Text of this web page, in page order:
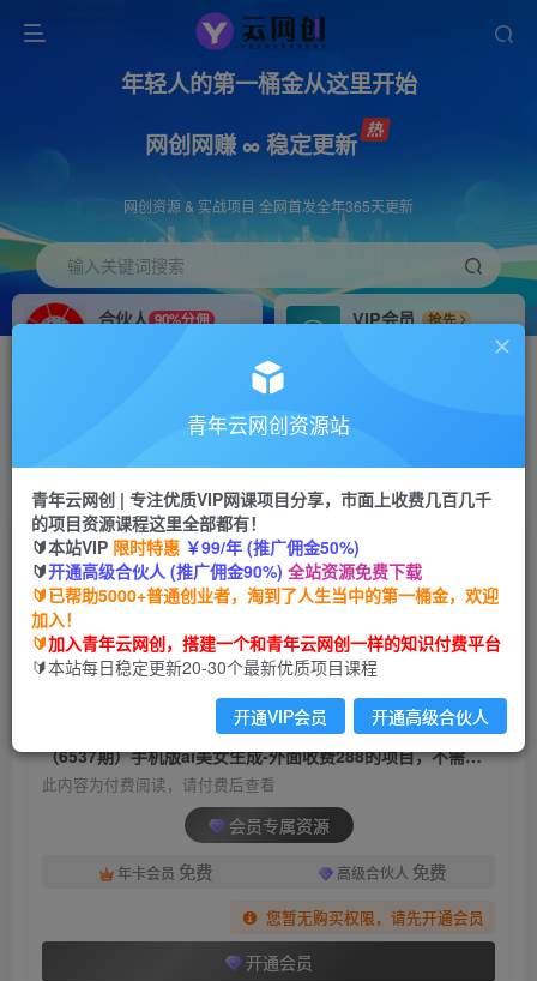
年轻人的第一桶金从这里开始
网创网赚 ∞ 稳定更新
网创资源 & 实战项目 全网首发全年365天更新
输入关键词搜索
合伙人 90%分佣
VIP会员
抢先
搭建同款网站，自己当老板
首页 创业课程 会员专属 正文
（6537期）手机版ai美女生成-外面收费288的项
目，不需要电脑，手机即可快速使用
青年云网创
2年前发布
关注 私信
（6537期）手机版ai美女生成-外面收费288的项目，不需要电脑，手机即可快速使用
此内容为付费阅读，请付费后查看
会员专属资源
年卡会员 免费 高级合伙人 免费
您暂无购买权限，请先开通会员
开通会员
青年云网创资源站
青年云网创 | 专注优质VIP网课项目分享，市面上收费几百几千
的项目资源课程这里全部都有！
🔰本站VIP 限时特惠 ￥99/年 (推广佣金50%)
🔰开通高级合伙人 (推广佣金90%) 全站资源免费下载
🔰已帮助5000+普通创业者，淘到了人生当中的第一桶金，欢迎
加入！
🔰加入青年云网创，搭建一个和青年云网创一样的知识付费平台
🔰本站每日稳定更新20-30个最新优质项目课程
开通VIP会员 开通高级合伙人